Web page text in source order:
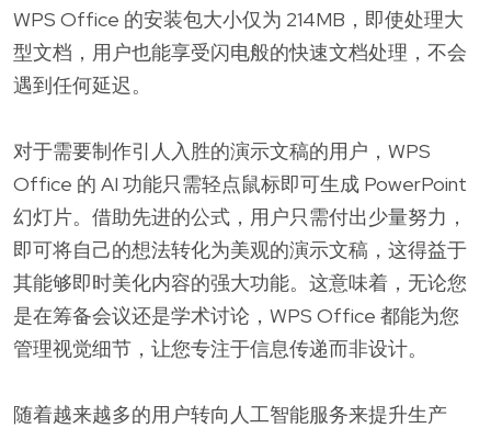
WPS Office 的安装包大小仅为 214MB，即使处理大
型文档，用户也能享受闪电般的快速文档处理，不会
遇到任何延迟。
对于需要制作引人入胜的演示文稿的用户，WPS
Office 的 AI 功能只需轻点鼠标即可生成 PowerPoint
幻灯片。借助先进的公式，用户只需付出少量努力，
即可将自己的想法转化为美观的演示文稿，这得益于
其能够即时美化内容的强大功能。这意味着，无论您
是在筹备会议还是学术讨论，WPS Office 都能为您
管理视觉细节，让您专注于信息传递而非设计。
随着越来越多的用户转向人工智能服务来提升生产